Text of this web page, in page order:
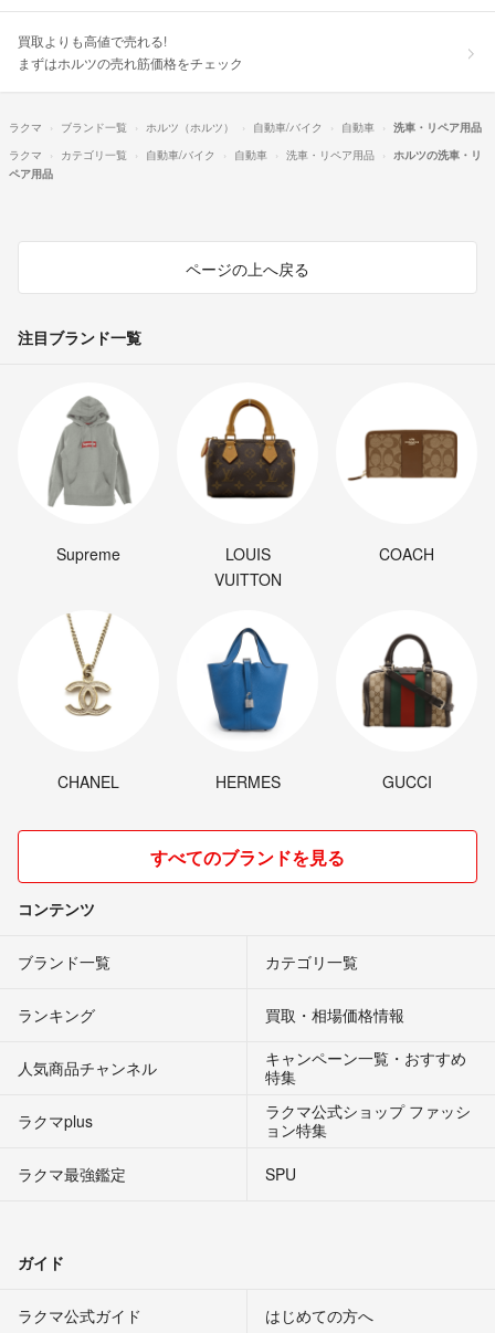
買取よりも高値で売れる!
まずはホルツの売れ筋価格をチェック
ラクマ ブランド一覧 ホルツ（ホルツ） 自動車/バイク 自動車
洗車・リペア用品
ラクマ
カテゴリ一覧 自動車/バイク 自動車 洗車・リペア用品
ホルツの洗車・リ
ペア用品
ページの上へ戻る
注目ブランド一覧
Supreme
LOUIS
VUITTON
COACH
CHANEL HERMES GUCCI
すべてのブランドを見る
コンテンツ
ブランド一覧 カテゴリ一覧
ランキング 買取・相場価格情報
人気商品チャンネル
キャンペーン一覧・おすすめ
特集
ラクマplus
ラクマ公式ショップ ファッシ
ョン特集
ラクマ最強鑑定
SPU
ガイド
ラクマ公式ガイド はじめての方へ